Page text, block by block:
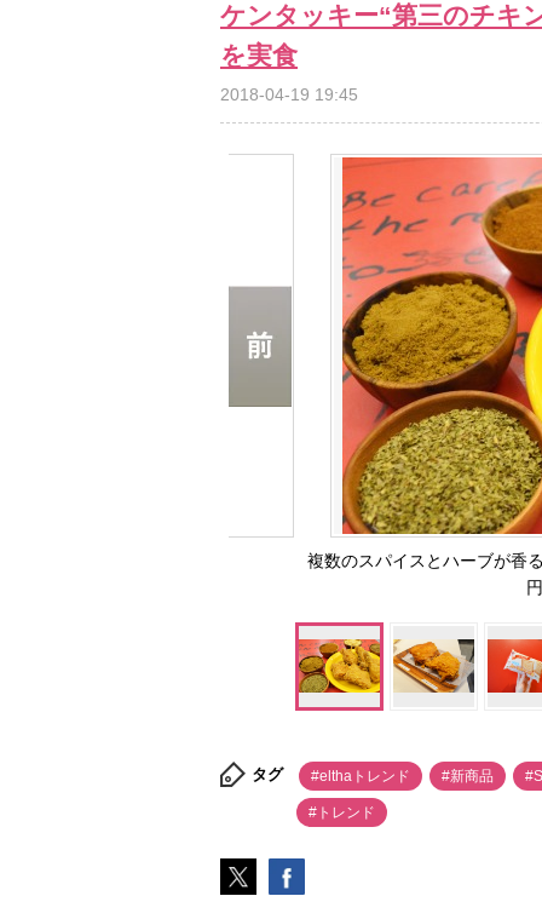
ケンタッキー“第三のチキ
を実食
2018-04-19 19:45
複数のスパイスとハーブが香
タグ #elthaトレンド #新商品
#トレンド